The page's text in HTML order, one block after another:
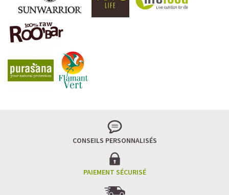
CONSEILS PERSONNALISÉS
PAIEMENT SÉCURISÉ